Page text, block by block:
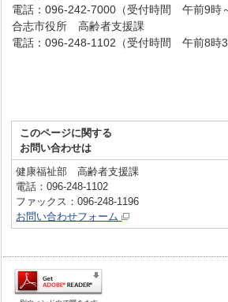
電話：096-242-7000（受付時間 午前9時
合志市役所 高齢者支援課
電話：096-248-1102（受付時間 午前8時
このページに関する
お問い合わせは
健康福祉部 高齢者支援課
電話：096-248-1102
ファックス：096-248-1196
お問い合わせフォーム